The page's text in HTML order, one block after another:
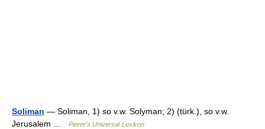
Soliman — Soliman, 1) so v.w. Solyman; 2) (türk.), so v.w.
Jerusalem …
Pierer's Universal-Lexikon